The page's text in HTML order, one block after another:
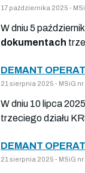
17 października 2025 -
W dniu 5
dokumentach
DEMANT
21 sierpnia 2025 - MSiG
W dniu 10 lipca
trzeciego działu
DEMANT
21 sierpnia 2025 - MSiG